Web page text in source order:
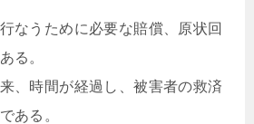
なうために必要な賠償、原状回
る。
、時間が経過し、被害者の救済
ある。